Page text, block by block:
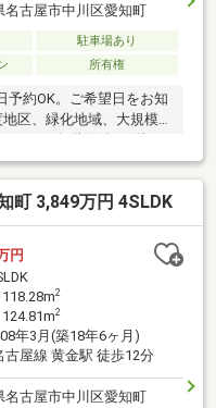
名古屋市中川区愛知町
駐車場あり
所有権
約OK。ご希望日をお知
区、緑化地域、大規模集
況が相違する場合は、現
になります。※通学の区
確認ください。
町 3,849万円 4SLDK
円
2
2
年3月(築18年6ヶ月)
古屋線 黄金駅 徒歩12分
名古屋市中川区愛知町